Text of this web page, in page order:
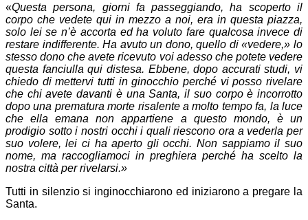
«Questa persona, giorni fa passeggiando, ha scoperto il
corpo che vedete qui in mezzo a noi, era in questa piazza,
solo lei se n’è accorta ed ha voluto fare qualcosa invece di
restare indifferente. Ha avuto un dono, quello di «vedere,» lo
stesso dono che avete ricevuto voi adesso che potete vedere
questa fanciulla qui distesa. Ebbene, dopo accurati studi, vi
chiedo di mettervi tutti in ginocchio perché vi posso rivelare
che chi avete davanti è una Santa, il suo corpo è incorrotto
dopo una prematura morte risalente a molto tempo fa, la luce
che ella emana non appartiene a questo mondo, è un
prodigio sotto i nostri occhi i quali riescono ora a vederla per
suo volere, lei ci ha aperto gli occhi. Non sappiamo il suo
nome, ma raccogliamoci in preghiera perché ha scelto la
nostra città per rivelarsi.»
Tutti in silenzio si inginocchiarono ed iniziarono a pregare la
Santa.